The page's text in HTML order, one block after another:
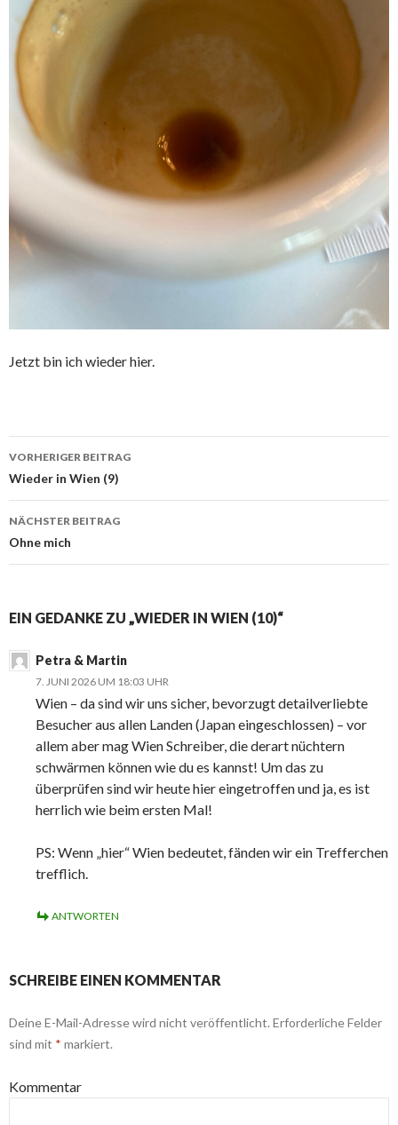
Jetzt bin ich wieder hier.
Beitragsnavigation
VORHERIGER BEITRAG
Wieder in Wien (9)
NÄCHSTER BEITRAG
Ohne mich
EIN GEDANKE ZU „WIEDER IN WIEN (10)“
Petra & Martin
7. JUNI 2026 UM 18:03 UHR
Wien – da sind wir uns sicher, bevorzugt detailverliebte
Besucher aus allen Landen (Japan eingeschlossen) – vor
allem aber mag Wien Schreiber, die derart nüchtern
schwärmen können wie du es kannst! Um das zu
überprüfen sind wir heute hier eingetroffen und ja, es ist
herrlich wie beim ersten Mal!
PS: Wenn „hier“ Wien bedeutet, fänden wir ein Trefferchen
trefflich.
ANTWORTEN
SCHREIBE EINEN KOMMENTAR
Deine E-Mail-Adresse wird nicht veröffentlicht. Erforderliche Felder
sind mit * markiert.
Kommentar